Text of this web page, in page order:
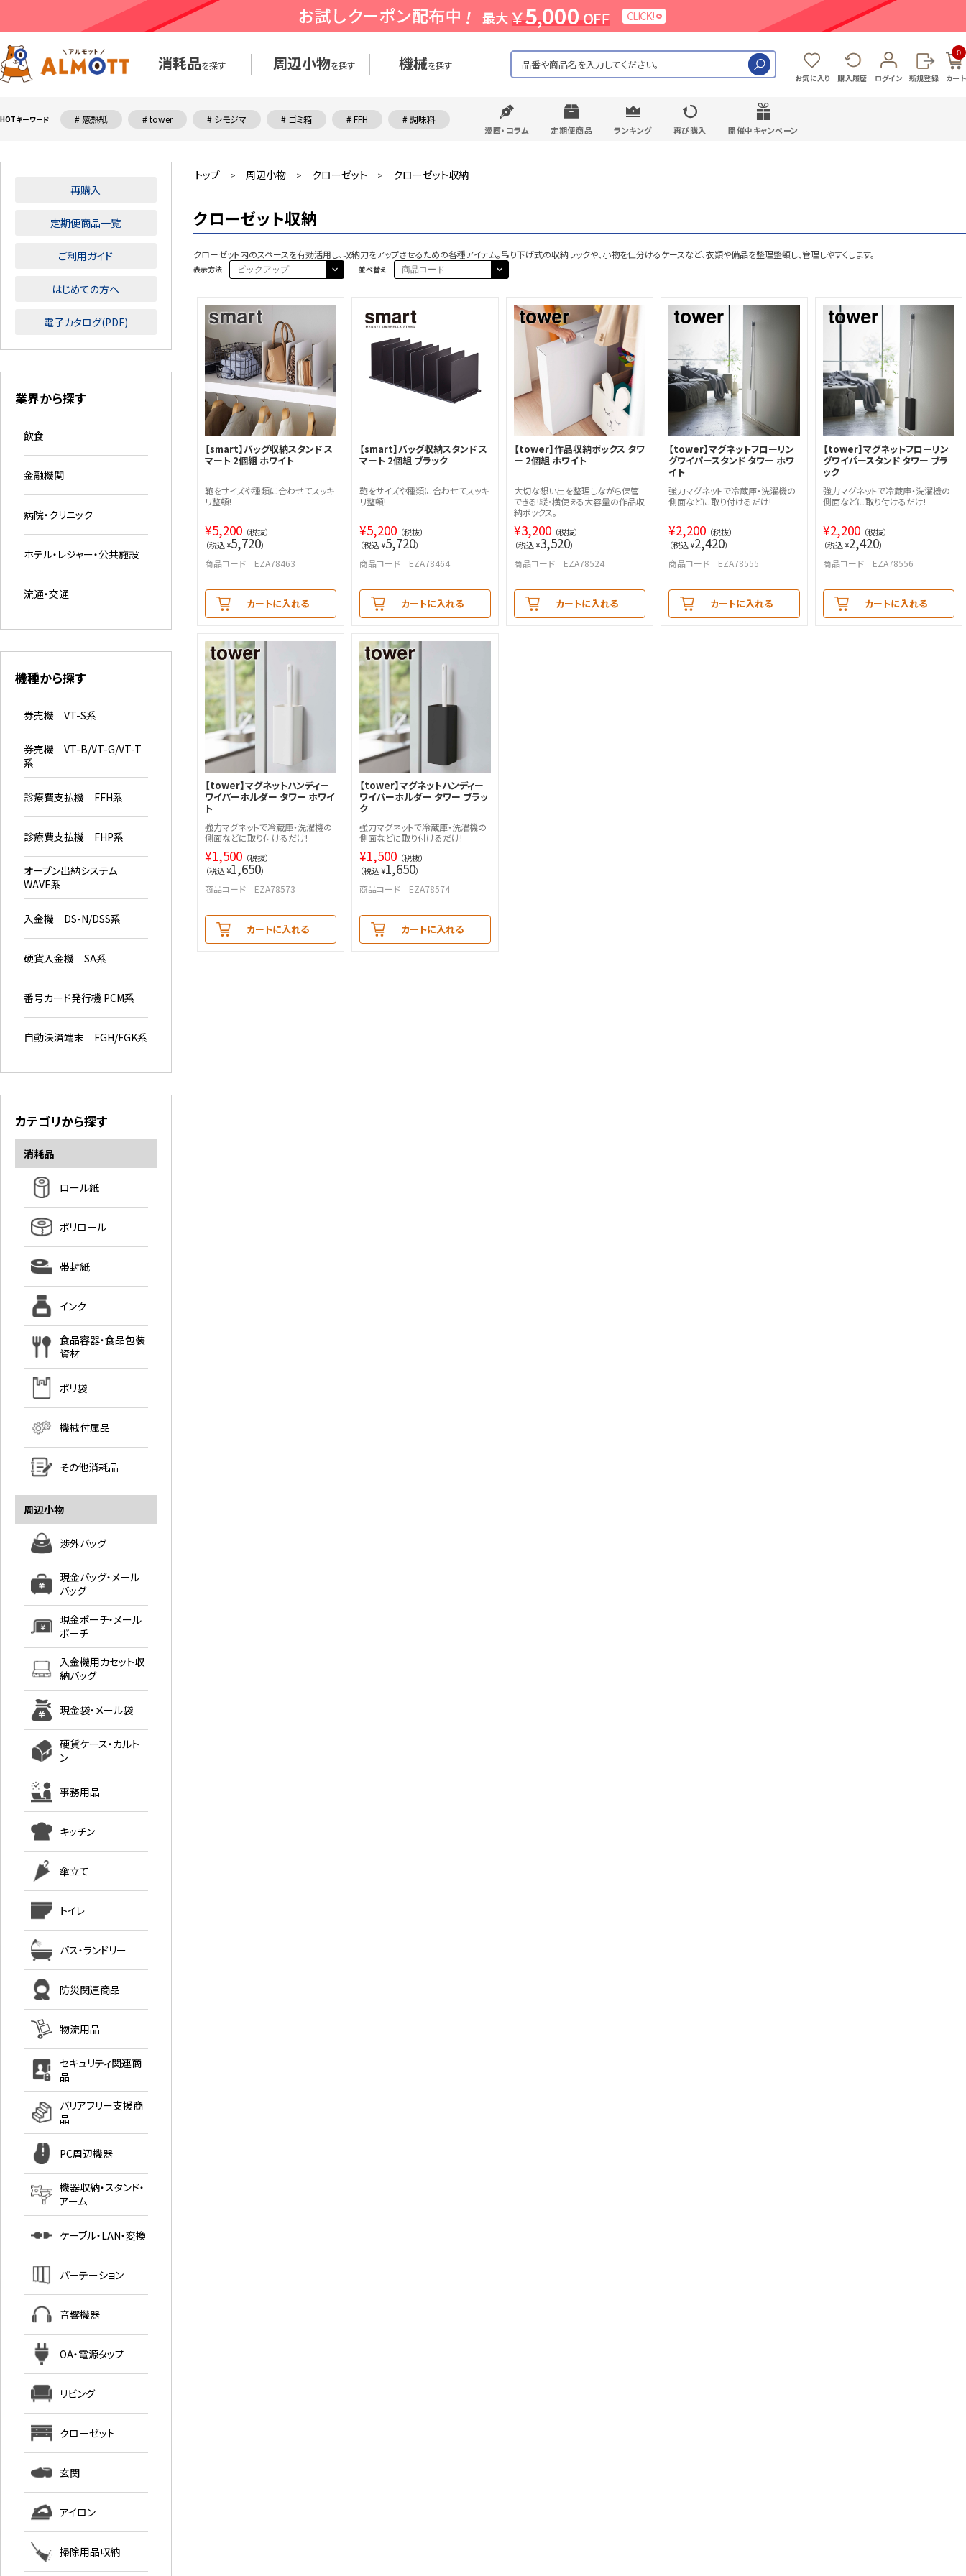
消耗品を探す 周辺小物を探す 機械を探す
検索
お気に入り
購入履歴 ログイン 新規登録 カート
0
HOTキーワード # 感熱紙 # tower # シモジマ # ゴミ箱 # FFH # 調味料
漫画・コラム 定期便商品 ランキング 再び購入 開催中キャンペーン
再購入
定期便商品一覧
ご利用ガイド
はじめての方へ
電子カタログ(PDF)
業界から探す
飲食
金融機関
病院・クリニック
ホテル・レジャー・公共施設
流通・交通
機種から探す
券売機 VT-S系
券売機 VT-B/VT-G/VT-T
系
診療費支払機 FFH系
診療費支払機 FHP系
オープン出納システム
WAVE系
入金機 DS-N/DSS系
硬貨入金機 SA系
番号カード発行機 PCM系
自動決済端末 FGH/FGK系
カテゴリから探す
消耗品
ロール紙
ポリロール
帯封紙
インク
食品容器・食品包装
資材
ポリ袋
機械付属品
その他消耗品
周辺小物
渉外バッグ
現金バッグ・メール
バッグ
現金ポーチ・メール
ポーチ
入金機用カセット収
納バッグ
現金袋・メール袋
硬貨ケース・カルト
ン
事務用品
キッチン
傘立て
トイレ
バス・ランドリー
防災関連商品
物流用品
セキュリティ関連商
品
バリアフリー支援商
品
PC周辺機器
機器収納・スタンド・
アーム
ケーブル・LAN・変換
パーテーション
音響機器
OA・電源タップ
リビング
クローゼット
玄関
アイロン
掃除用品収納
トップ > 周辺小物 > クローゼット > クローゼット収納
クローゼット収納
クローゼット内のスペースを有効活用し、収納力をアップさせるための各種アイテム。吊り下げ式の収納ラックや、小物を仕分けるケースなど、衣類や備品を整理整頓し、管理しやすくします。
表示方法 並べ替え
【smart】バッグ収納スタンド ス
マート 2個組 ホワイト
鞄をサイズや種類に合わせてスッキ
リ整頓!
¥5,200 （税抜）
（税込 ¥5,720）
商品コード EZA78463
カートに入れる
【smart】バッグ収納スタンド ス
マート 2個組 ブラック
鞄をサイズや種類に合わせてスッキ
リ整頓!
¥5,200 （税抜）
（税込 ¥5,720）
商品コード EZA78464
カートに入れる
【tower】作品収納ボックス タワ
ー 2個組 ホワイト
大切な想い出を整理しながら保管
できる!縦・横使える大容量の作品収
納ボックス。
¥3,200 （税抜）
（税込 ¥3,520）
商品コード EZA78524
カートに入れる
【tower】マグネットフローリン
グワイパースタンド タワー ホワ
イト
強力マグネットで冷蔵庫・洗濯機の
側面などに取り付けるだけ!
¥2,200 （税抜）
（税込 ¥2,420）
商品コード EZA78555
カートに入れる
【tower】マグネットフローリン
グワイパースタンド タワー ブラ
ック
強力マグネットで冷蔵庫・洗濯機の
側面などに取り付けるだけ!
¥2,200 （税抜）
（税込 ¥2,420）
商品コード EZA78556
カートに入れる
【tower】マグネットハンディー
ワイパーホルダー タワー ホワイ
ト
強力マグネットで冷蔵庫・洗濯機の
側面などに取り付けるだけ!
¥1,500 （税抜）
（税込 ¥1,650）
商品コード EZA78573
カートに入れる
【tower】マグネットハンディー
ワイパーホルダー タワー ブラッ
ク
強力マグネットで冷蔵庫・洗濯機の
側面などに取り付けるだけ!
¥1,500 （税抜）
（税込 ¥1,650）
商品コード EZA78574
カートに入れる